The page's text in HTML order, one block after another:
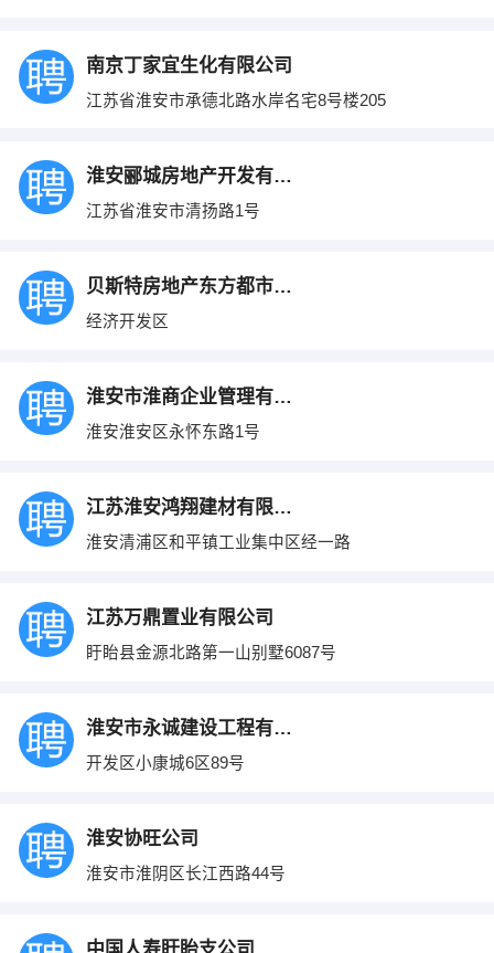
南京丁家宜生化有限公司
江苏省淮安市承德北路水岸名宅8号楼205
淮安郦城房地产开发有限公司
江苏省淮安市清扬路1号
贝斯特房地产东方都市北苑
经济开发区
淮安市淮商企业管理有限公司
淮安淮安区永怀东路1号
江苏淮安鸿翔建材有限公司
淮安清浦区和平镇工业集中区经一路
江苏万鼎置业有限公司
盱眙县金源北路第一山别墅6087号
淮安市永诚建设工程有限公司
开发区小康城6区89号
淮安协旺公司
淮安市淮阴区长江西路44号